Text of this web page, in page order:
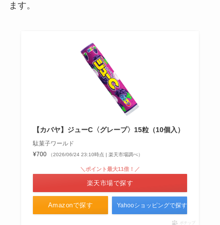
こ？コンビニでの取扱いは？
クリームボックス どこで買える？
ファミマで売ってるって本当？
ます。
【カバヤ】ジューC〈グレープ〉15粒（10個入）
駄菓子ワールド
¥700
（2026/06/24 23:10時点 | 楽天市場調べ）
Amazonで探す
＼ポイント最大11倍！／
楽天市場で探す
Yahooショッピングで探す
ポチップ